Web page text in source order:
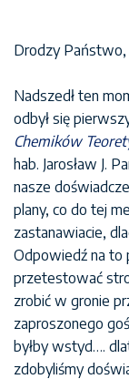
Drodzy Państwo,
Nadszedł ten
odbył się
Chemików
hab. Jarosław J.
nasze
plany, co do tej
zastanawiacie,
Odpowiedź na to
przetestować
zrobić w gronie
zaproszonego
byłby wstyd….
zdobyliśmy